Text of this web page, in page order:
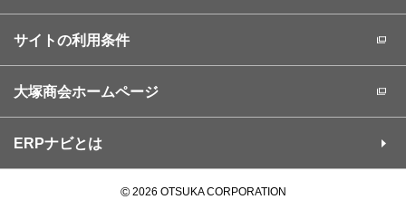
サイトの利用条件
大塚商会ホームページ
ERPナビとは
©2026 OTSUKA CORPORATION